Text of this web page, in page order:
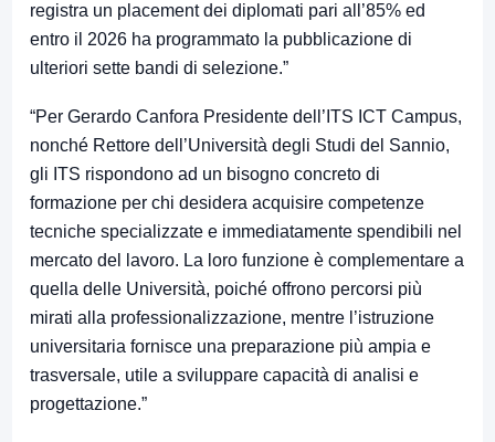
registra un placement dei diplomati pari all’85% ed
entro il 2026 ha programmato la pubblicazione di
ulteriori sette bandi di selezione.”
“Per Gerardo Canfora Presidente dell’ITS ICT Campus,
nonché Rettore dell’Università degli Studi del Sannio,
gli ITS rispondono ad un bisogno concreto di
formazione per chi desidera acquisire competenze
tecniche specializzate e immediatamente spendibili nel
mercato del lavoro. La loro funzione è complementare a
quella delle Università, poiché offrono percorsi più
mirati alla professionalizzazione, mentre l’istruzione
universitaria fornisce una preparazione più ampia e
trasversale, utile a sviluppare capacità di analisi e
progettazione.”